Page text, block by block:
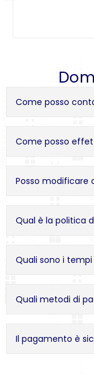
Come posso
Come posso
Posso modificare
Qual è la politica
Quali sono i
Quali metodi di
Il pagamento è